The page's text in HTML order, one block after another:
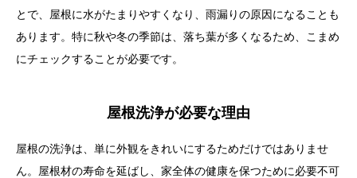
とで、屋根に水がたまりやすくなり、雨漏りの原因になることも
あります。特に秋や冬の季節は、落ち葉が多くなるため、こまめ
にチェックすることが必要です。
屋根洗浄が必要な理由
屋根の洗浄は、単に外観をきれいにするためだけではありませ
ん。屋根材の寿命を延ばし、家全体の健康を保つために必要不可